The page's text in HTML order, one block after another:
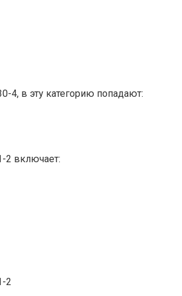
4, в эту категорию попадают:
2 включает:
2